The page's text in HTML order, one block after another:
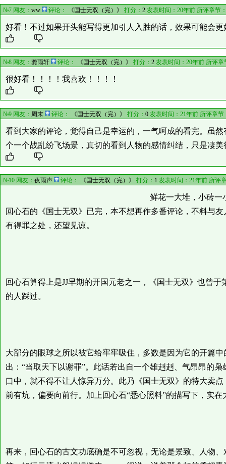
№7 网友： ww 评论： 《国士无双（完）》 打分： 2发表时间：20年前 所评章节
好看！不过如果开头能写得更加引人入胜的话，效果可能会更
№8 网友： 龚雨轩 评论： 《国士无双（完）》 打分： 2发表时间：20年前 所评章
很好看！！！！我喜欢！！！！
№9 网友： 周末 评论： 《国士无双（完）》 打分： 0发表时间：21年前 所评章节
看到大家的评论，觉得自己是幸运的，一气呵成的看完。虽
个一个战乱纷飞场景，真切的看到人物的感情纠结，只是凄美
№10 网友： 夜雨声 评论： 《国士无双（完）》 打分： 1 发表时间：21年前 所评
鲜花一大堆，小砖一
回心石的《国士无双》已完，本不想再作多番评论，不料与
有得罪之处，还望见谅。
回心石算得上是JJ早期的开国元老之一，《国士无双》也曾
的人踩过。
大部分的眼球之所以被它给牢牢吸住，多数是因为它的开篇
出：“当取天下以谢罪”。此话若出自一个雄赳赳、气昂昂的
口中，就不得不让人惊异万分。此乃《国士无双》的特大卖
前有坑，偏要向前行。加上回心石“悉心照料”的描写下，实
再来，回心石的古文功底确是不可忽视，无论是景致、人物